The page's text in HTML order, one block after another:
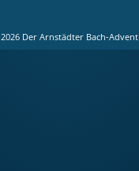
2026 Der Arnstädter Bach-Advent